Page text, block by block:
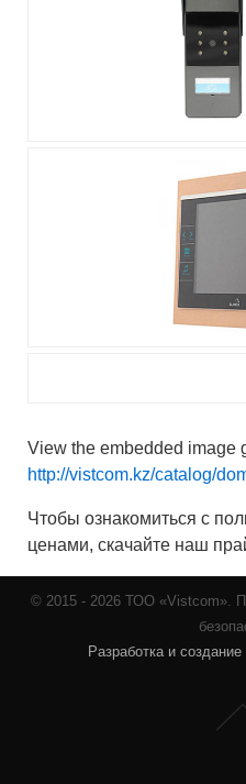
View the embedded image
http://vistcom.kz/catalog/
Чтобы ознакомиться с
ценами, скачайте наш
© 2015 - 2026 ТОО «Vistcom».
Разработка и